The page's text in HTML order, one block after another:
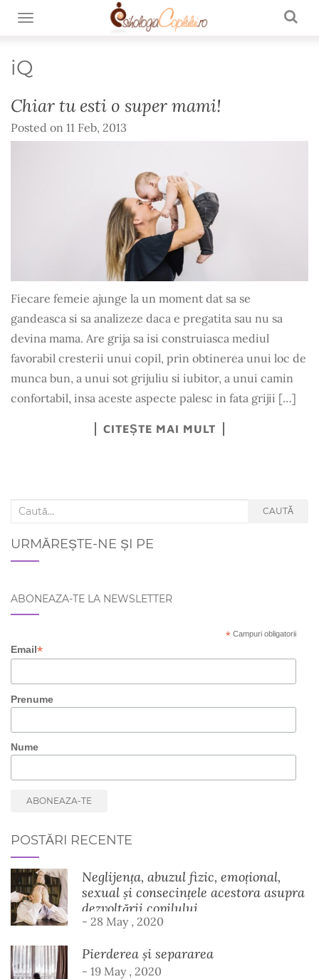
TOGGLE NAVIGATION
iQ
Chiar tu esti o super mami!
Posted on 11 Feb, 2013
Fiecare femeie ajunge la un moment dat sa se
gandeasca si sa analizeze daca e pregatita sau nu sa
devina mama. Are grija sa isi construiasca mediul
favorabil cresterii unui copil, prin obtinerea unui loc de
munca bun, a unui sot grijuliu si iubitor, a unui camin
confortabil, insa aceste aspecte palesc in fata grijii […]
CITEȘTE MAI MULT
Search for: CAUTĂ
URMĂREȘTE-NE ȘI PE
ABONEAZA-TE LA NEWSLETTER
* Campuri obligatorii
Email*
Prenume
Nume
POSTĂRI RECENTE
Neglijența, abuzul fizic, emoțional,
sexual și consecințele acestora asupra
dezvoltării copilului
- 28 May , 2020
Pierderea și separarea
- 19 May , 2020